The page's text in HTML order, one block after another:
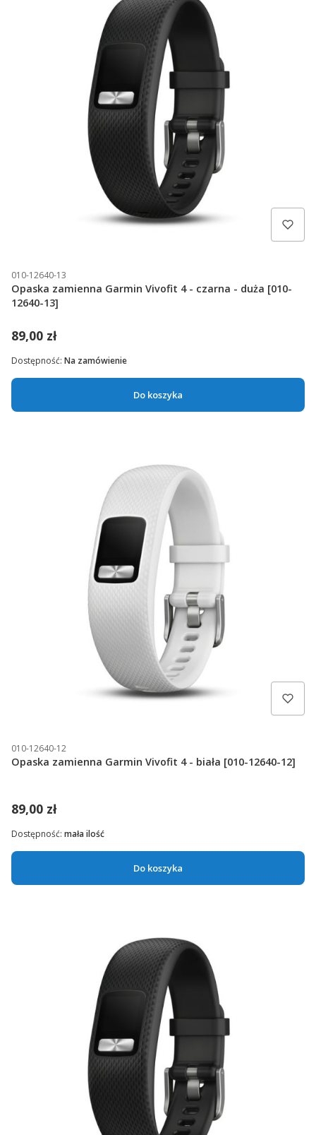
010-12640-13
Opaska zamienna Garmin Vivofit 4 - czarna - duża [010-
12640-13]
89,00 zł
Do koszyka
Dostępność: Na zamówienie
010-12640-12
Opaska zamienna Garmin Vivofit 4 - biała [010-12640-12]
89,00 zł
Do koszyka
Dostępność: mała ilość